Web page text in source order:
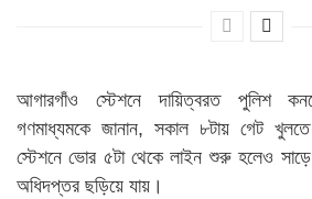
আগারগাঁও স্টেশনে দায়িত্বরত পুলিশ
গণমাধ্যমকে জানান, সকাল ৮টায় গেট
স্টেশনে ভোর ৫টা থেকে লাইন শুরু হলেও সাড়ে
অধিদপ্তর ছড়িয়ে যায়।